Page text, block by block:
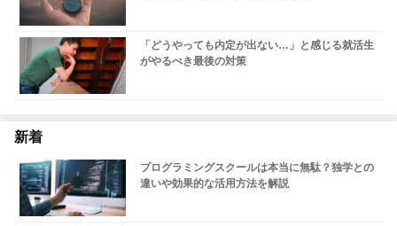
「どうやっても内定が出ない…」と感じる就活生
がやるべき最後の対策
新着
プログラミングスクールは本当に無駄？独学との
違いや効果的な活用方法を解説